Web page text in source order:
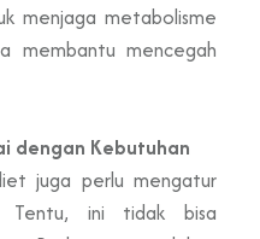
menjaga metabolisme
mencegah
dengan Kebutuhan
juga perlu mengatur
Tentu, ini tidak bisa